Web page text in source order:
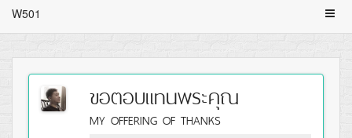
W501
ขอตอบแทนพระคุณ
MY OFFERING OF THANKS